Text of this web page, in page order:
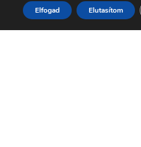
Lomtalanítás
Elfogad Elutasítom